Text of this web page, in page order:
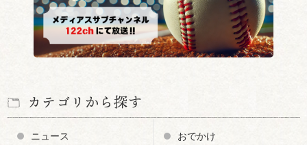
カテゴリから探す
ニュース おでかけ